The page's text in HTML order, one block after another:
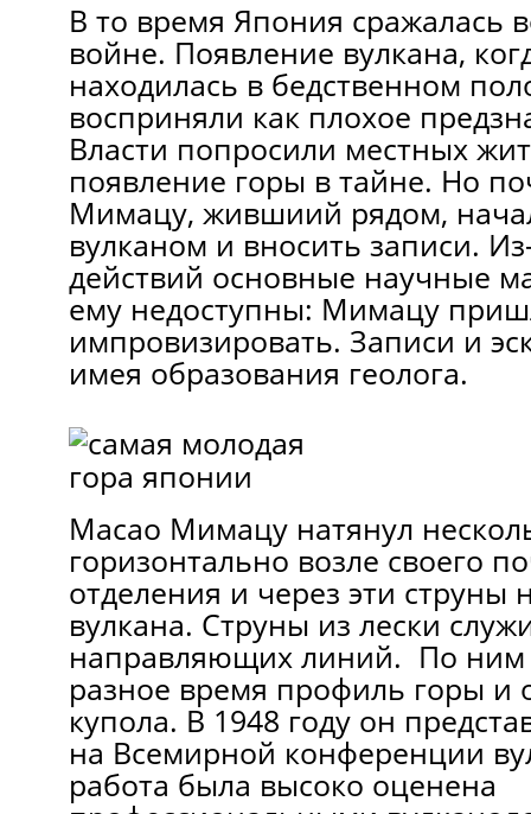
В то время Япония сражалась
войне. Появление вулкана,
находилась в бедственном
восприняли как плохое
Власти попросили местных
появление горы в тайне. Но
Мимацу, жившиий рядом,
вулканом и вносить записи.
действий основные научные
ему недоступны: Мимацу
импровизировать. Записи и
имея образования геолога.
Масао Мимацу натянул
горизонтально возле своего
отделения и через эти струны
вулкана. Струны из лески
направляющих линий. По ним
разное время профиль горы и
купола. В 1948 году он
на Всемирной конференции
работа была высоко оценена